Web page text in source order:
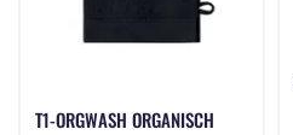
T1-ORGWASH ORGANISCH